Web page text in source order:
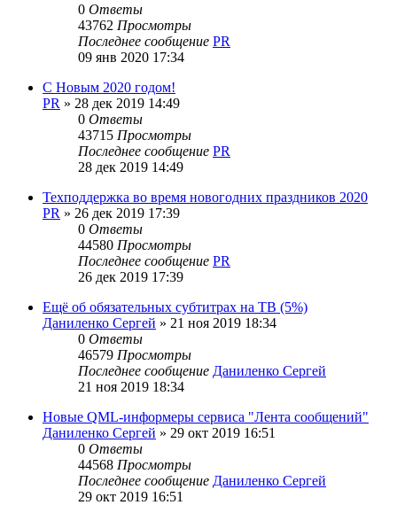
0 Ответы
43762 Просмотры
Последнее сообщение PR
09 янв 2020 17:34
С Новым 2020 годом!
PR » 28 дек 2019 14:49
0 Ответы
43715 Просмотры
Последнее сообщение PR
28 дек 2019 14:49
Техподдержка во время новогодних праздников 2020
PR » 26 дек 2019 17:39
0 Ответы
44580 Просмотры
Последнее сообщение PR
26 дек 2019 17:39
Ещё об обязательных субтитрах на ТВ (5%)
Даниленко Сергей » 21 ноя 2019 18:34
0 Ответы
46579 Просмотры
Последнее сообщение Даниленко Сергей
21 ноя 2019 18:34
Новые QML-информеры сервиса "Лента сообщений"
Даниленко Сергей » 29 окт 2019 16:51
0 Ответы
44568 Просмотры
Последнее сообщение Даниленко Сергей
29 окт 2019 16:51